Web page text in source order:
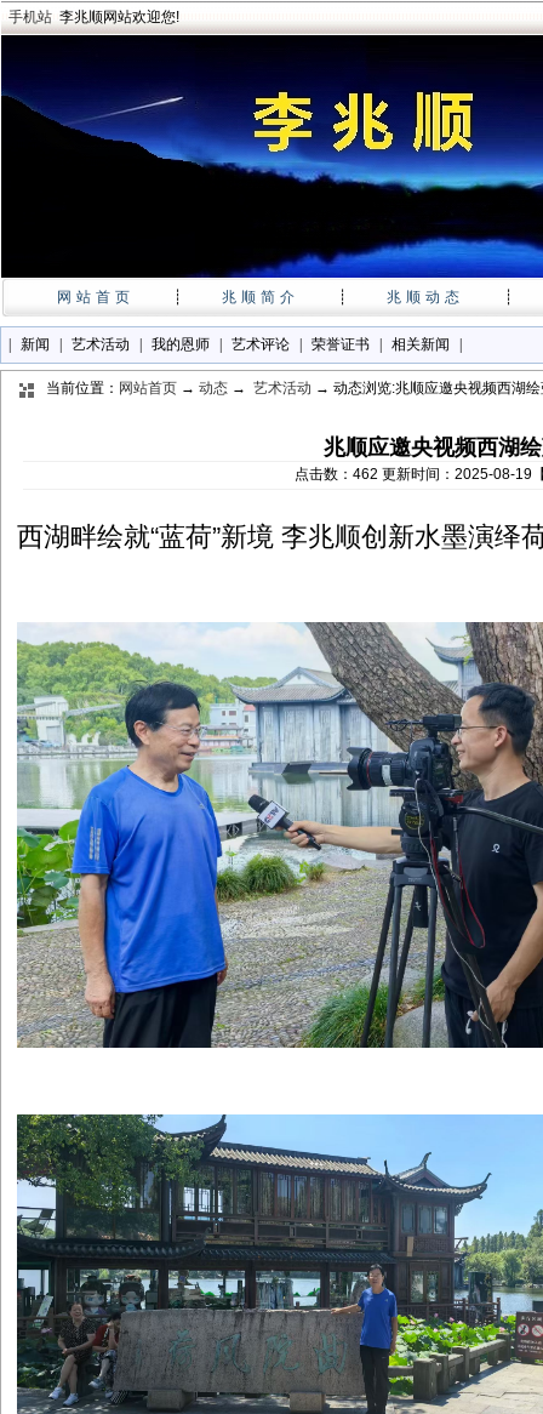
手机站 李兆顺网站欢迎您!
网站首页 ┊ 兆顺简介 ┊ 兆顺动态 ┊
新闻 艺术活动 我的恩师 艺术评论 荣誉证书 相关新闻
当前位置： 网站首页 → 动态 → 艺术活动 → 动态浏览:兆顺应邀央视频西湖
兆顺应邀央视频西湖
点击数：462 更新时间：2025-08-19
西湖畔绘就“蓝荷”新境 李兆顺创新水墨演绎